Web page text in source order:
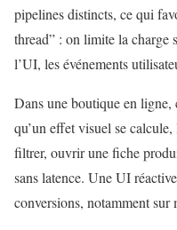
pipelines distincts, ce qui
thread” : on limite la charge
l’UI, les événements
Dans une boutique en ligne,
qu’un effet visuel se
filtrer, ouvrir une fiche
sans latence. Une UI
conversions, notamment